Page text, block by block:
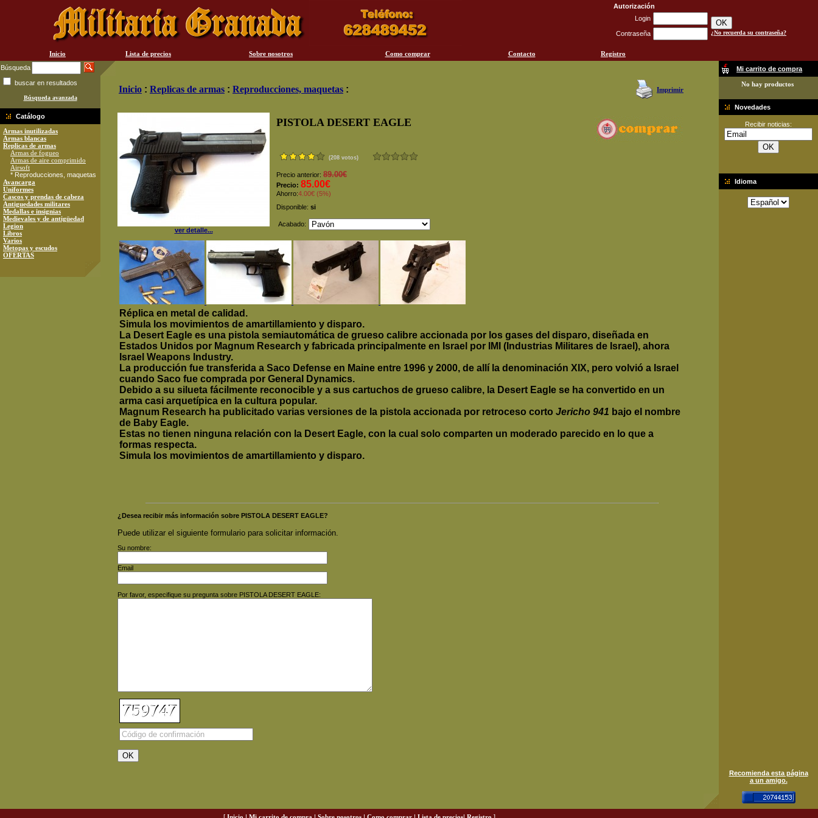
Autorización
Login
Contraseña ¿No recuerda su contraseña?
Inicio Lista de precios Sobre nosotros Como comprar Contacto
Registro
Búsqueda
buscar en resultados
Búsqueda avanzada
Catálogo
Armas inutilizadas
Armas blancas
Replicas de armas
Armas de fogueo
Armas de aire comprimido
Airsoft
* Reproducciones, maquetas
Avancarga
Uniformes
Cascos y prendas de cabeza
Antiguedades militares
Medallas e insignias
Medievales y de antigüedad
Legion
Libros
Varios
Metopas y escudos
OFERTAS
Inicio : Replicas de armas : Reproducciones, maquetas : Imprimir
ver detalle...
PISTOLA DESERT EAGLE
(208 votos)
Precio anterior: 89.00€
Precio: 85.00€
Ahorro:4.00€ (5%)
Disponible: si
Acabado:
Réplica en metal de calidad.
Simula los movimientos de amartillamiento y disparo.
La Desert Eagle es una pistola semiautomática de grueso calibre accionada por los gases del disparo, diseñada en
Estados Unidos por Magnum Research y fabricada principalmente en Israel por IMI (Industrias Militares de Israel), ahora
Israel Weapons Industry.
La producción fue transferida a Saco Defense en Maine entre 1996 y 2000, de allí la denominación XIX, pero volvió a Israel
cuando Saco fue comprada por General Dynamics.
Debido a su silueta fácilmente reconocible y a sus cartuchos de grueso calibre, la Desert Eagle se ha convertido en un
arma casi arquetípica en la cultura popular.
Magnum Research ha publicitado varias versiones de la pistola accionada por retroceso corto Jericho 941 bajo el nombre
de Baby Eagle.
Estas no tienen ninguna relación con la Desert Eagle, con la cual solo comparten un moderado parecido en lo que a
formas respecta.
Simula los movimientos de amartillamiento y disparo.
¿Desea recibir más información sobre PISTOLA DESERT EAGLE?
Puede utilizar el siguiente formulario para solicitar información.
Su nombre:
Email
Por favor, especifique su pregunta sobre PISTOLA DESERT EAGLE:
Mi carrito de compra
No hay productos
Novedades
Recibir noticias:
Idioma
Recomienda esta página
a un amigo.